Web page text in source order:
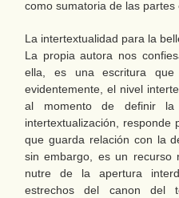
como sumatoria de las
La intertextualidad para la
La propia autora nos
ella, es una escritura
evidentemente, el nivel
al momento de definir
intertextualización, responde
que guarda relación con la
sin embargo, es un
nutre de la apertura
estrechos del canon del